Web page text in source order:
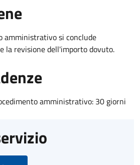
amministrativo si conclude
la revisione dell'importo dovuto.
amministrativo: 30 giorni